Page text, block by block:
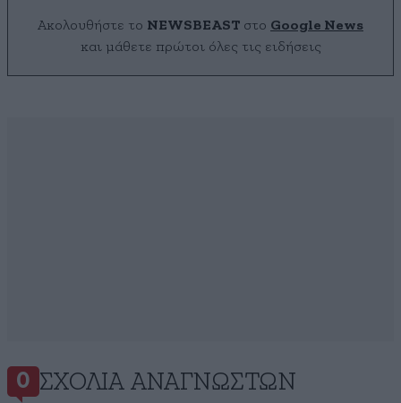
Ακολουθήστε το NEWSBEAST στο Google News
και μάθετε πρώτοι όλες τις ειδήσεις
0 ΣΧΌΛΙΑ ΑΝΑΓΝΩΣΤΏΝ